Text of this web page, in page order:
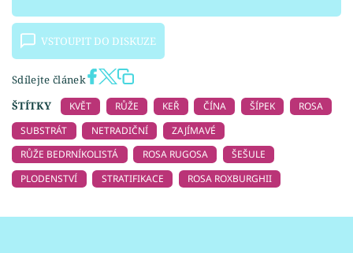
VSTOUPIT DO DISKUZE
Sdílejte článek
ŠTÍTKY
KVĚT RŮŽE KEŘ ČÍNA ŠÍPEK
ROSA
SUBSTRÁT
NETRADIČNÍ
ZAJÍMAVÉ
RŮŽE BEDRNÍKOLISTÁ
ROSA RUGOSA
ŠEŠULE
PLODENSTVÍ
STRATIFIKACE ROSA ROXBURGHII